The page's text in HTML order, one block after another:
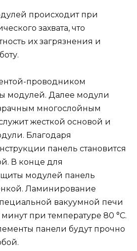
происходит при
захвата, что
их загрязнения и
проводником
модулей. Далее модули
многослойным
жесткой основой и
Благодаря
панель становится
В конце для
модулей панель
Ламинирование
вакуумной печи
при температуре 80 °С.
панели будут прочно